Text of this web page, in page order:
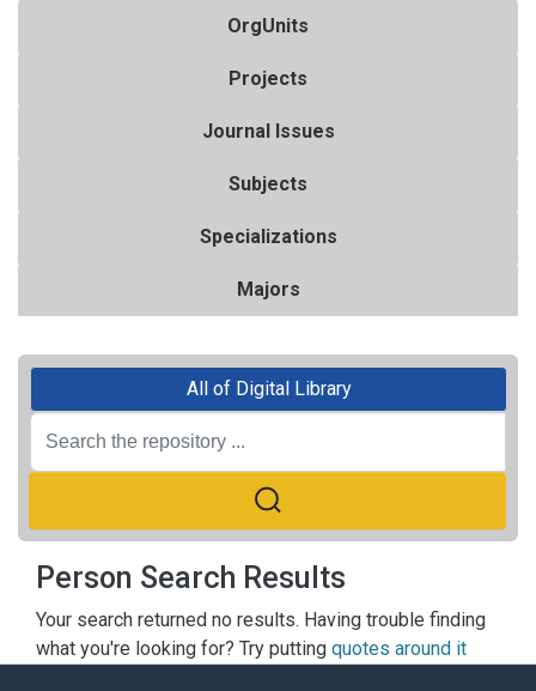
OrgUnits
Projects
Journal Issues
Subjects
Specializations
Majors
All of Digital Library
Person Search Results
Your search returned no results. Having trouble finding
what you're looking for? Try putting quotes around it